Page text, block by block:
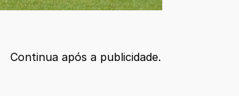
Continua após a publicidade.